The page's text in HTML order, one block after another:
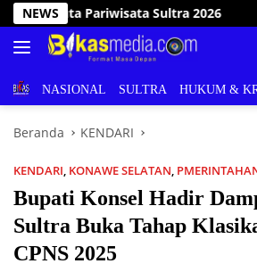
Langsung
ke
konten
NEWSBencana, Wakil Bupati Konawe
BERITANASIONAL SULTRA HUKUM &
Beranda KENDARI
KENDARI, KONAWE SELATAN,
Bupati Konsel Hadir
Sultra Buka Tahap
CPNS 2025